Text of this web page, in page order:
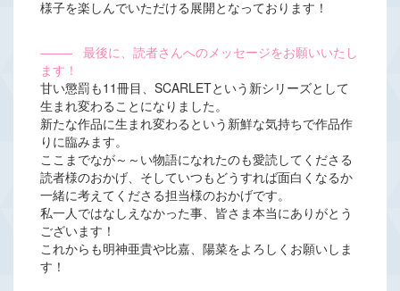
様子を楽しんでいただける展開となっております！
―――最後に、読者さんへのメッセージをお願いいたし
ます！
甘い懲罰も11冊目、SCARLETという新シリーズとして
生まれ変わることになりました。
新たな作品に生まれ変わるという新鮮な気持ちで作品作
りに臨みます。
ここまでなが～～い物語になれたのも愛読してくださる
読者様のおかげ、そしていつもどうすれば面白くなるか
一緒に考えてくださる担当様のおかげです。
私一人ではなしえなかった事、皆さま本当にありがとう
ございます！
これからも明神亜貴や比嘉、陽菜をよろしくお願いしま
す！